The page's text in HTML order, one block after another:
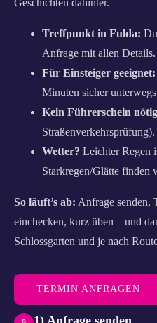
Geschichten dahinter.
Treffpunkt in Fulda:
Anfrage mit allen Details.
Für Einsteiger geeignet:
Minuten sicher
Kein Führerschein nötig
Straßenverkehrsprüfung).
Wetter? Leichter Regen
Starkregen/Glätte finden
So läuft’s ab: Anfrage senden,
einchecken, kurz üben – und
Schlossgarten und je nach
TERMIN ANFRAGEN